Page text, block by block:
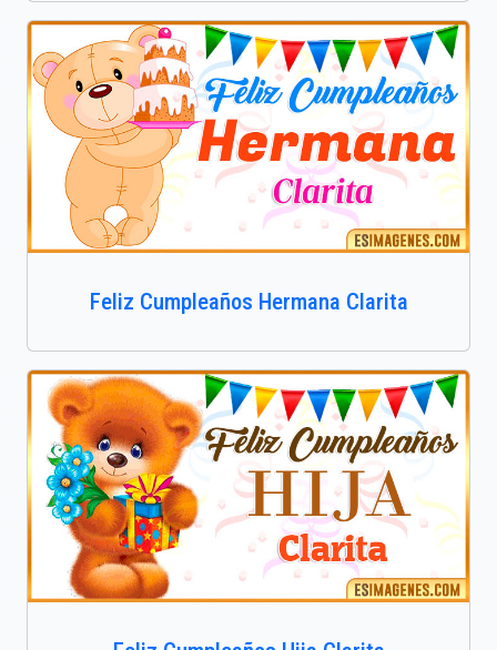
Feliz Cumpleaños Hermana Clarita